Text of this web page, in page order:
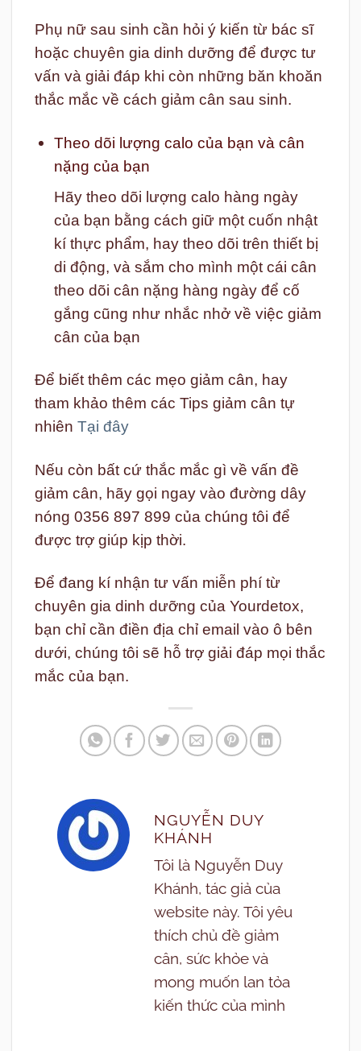
Phụ nữ sau sinh cần hỏi ý kiến từ bác sĩ
hoặc chuyên gia dinh dưỡng để được tư
vấn và giải đáp khi còn những băn khoăn
thắc mắc về cách giảm cân sau sinh.
Theo dõi lượng calo của bạn và cân
nặng của bạn
Hãy theo dõi lượng calo hàng ngày
của bạn bằng cách giữ một cuốn nhật
kí thực phẩm, hay theo dõi trên thiết bị
di động, và sắm cho mình một cái cân
theo dõi cân nặng hàng ngày để cố
gắng cũng như nhắc nhở về việc giảm
cân của bạn
Để biết thêm các mẹo giảm cân, hay
tham khảo thêm các Tips giảm cân tự
nhiênTại đây
Nếu còn bất cứ thắc mắc gì về vấn đề
giảm cân, hãy gọi ngay vào đường dây
nóng 0356 897 899 của chúng tôi để
được trợ giúp kịp thời.
Để đang kí nhận tư vấn miễn phí từ
chuyên gia dinh dưỡng của Yourdetox,
bạn chỉ cần điền địa chỉ email vào ô bên
dưới, chúng tôi sẽ hỗ trợ giải đáp mọi thắc
mắc của bạn.
NGUYỄN DUY
KHÁNH
Tôi là Nguyễn Duy
Khánh, tác giả của
website này. Tôi yêu
thích chủ đề giảm
cân, sức khỏe và
mong muốn lan tỏa
kiến thức của mình